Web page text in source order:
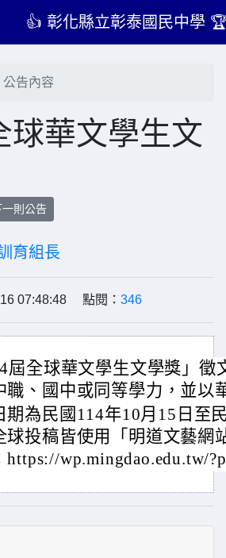
👍 彰化縣立彰泰國民中學
公告內容
球華文學生文
一則公告
育組長
07:48:48 點閱： 346
屆全球華文學生文學獎」
職、國中或同等學力，並以
期為民國114年10月15日至
球投稿皆使用「明道文藝網
https://wp.mingdao.edu.tw/